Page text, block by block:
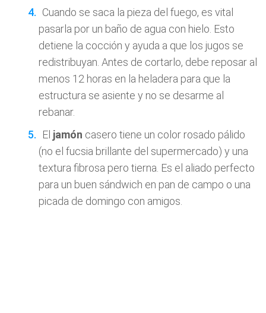
Cuando se saca la pieza del fuego, es vital
pasarla por un baño de agua con hielo. Esto
detiene la cocción y ayuda a que los jugos se
redistribuyan. Antes de cortarlo, debe reposar al
menos 12 horas en la heladera para que la
estructura se asiente y no se desarme al
rebanar.
El jamón casero tiene un color rosado pálido
(no el fucsia brillante del supermercado) y una
textura fibrosa pero tierna. Es el aliado perfecto
para un buen sándwich en pan de campo o una
picada de domingo con amigos.